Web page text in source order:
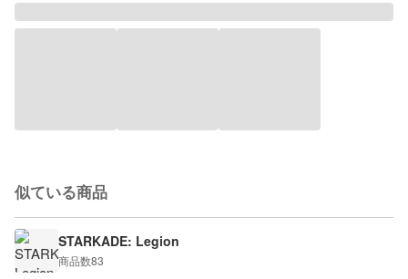
似ている商品
STARKADE: Legion
商品数83